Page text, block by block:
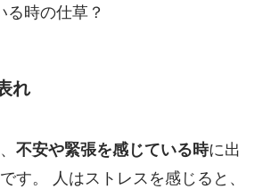
る時の仕草？
れ
不安や緊張を感じている時に出
す。 人はストレスを感じると、